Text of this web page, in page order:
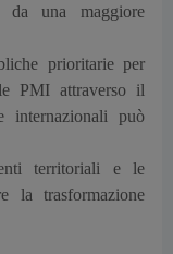
da una maggiore
prioritarie per
PMI attraverso il
internazionali può
territoriali e le
la trasformazione